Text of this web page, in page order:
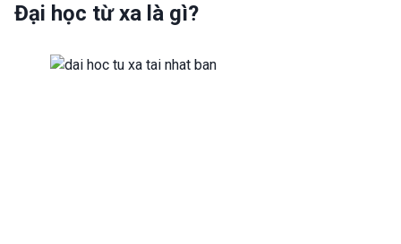
Đại học từ xa là gì?